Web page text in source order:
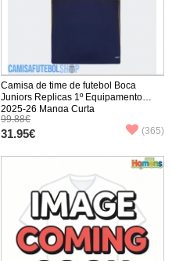
Camisa de time de futebol Boca
Juniors Replicas 1º Equipamento
2025-26 Manga Curta
99.88€
31.95€ (365)